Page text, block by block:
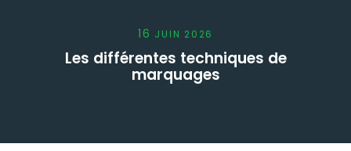
16 JUIN 2026
Les différentes techniques de
marquages